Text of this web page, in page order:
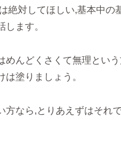
絶対してほしい,基本中の
します。
めんどくさくて無理とい
は塗りましょう。
方なら,とりあえずはそれで